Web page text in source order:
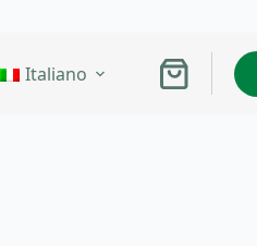
Italiano Carrello